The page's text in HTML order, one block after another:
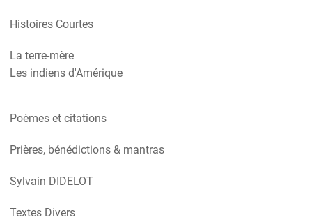
Histoires Courtes
La terre-mère
Les indiens d'Amérique
Poèmes et citations
Prières, bénédictions & mantras
Sylvain DIDELOT
Textes Divers